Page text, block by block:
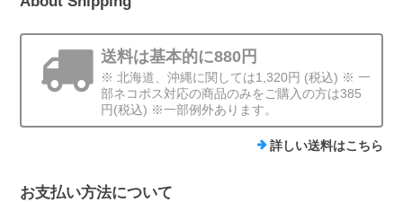
送料は基本的に880円
※ 北海道、沖縄に関しては1,320円 (税込) ※ 一
部ネコポス対応の商品のみをご購入の方は385
円(税込) ※一部例外あります。
詳しい送料はこちら
お支払い方法について